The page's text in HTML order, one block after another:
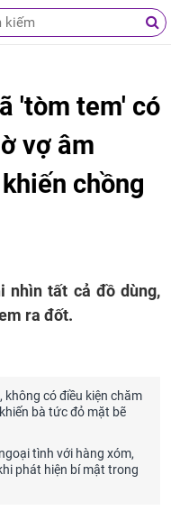
'tòm tem' có
vợ âm
chồng
nhìn tất cả đồ dùng,
ra đốt.
không có điều kiện chăm
bà tức đỏ mặt bẽ
tình với hàng xóm,
phát hiện bí mật trong